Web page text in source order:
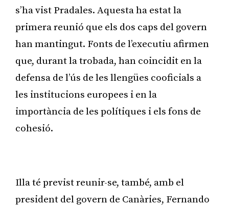
s’ha vist Pradales. Aquesta ha estat la
primera reunió que els dos caps del govern
han mantingut. Fonts de l’executiu afirmen
que, durant la trobada, han coincidit en la
defensa de l’ús de les llengües cooficials a
les institucions europees i en la
importància de les polítiques i els fons de
cohesió.
Illa té previst reunir-se, també, amb el
president del govern de Canàries, Fernando